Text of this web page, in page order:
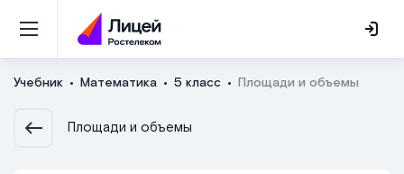
Учебник Математика 5 класс Площади и объемы
Площади и объемы